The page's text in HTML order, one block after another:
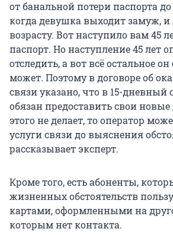
от банальной потери паспорта
когда девушка выходит замуж,
возрасту. Вот наступило вам 45
паспорт. Но наступление 45 лет
отследить, а вот всё остальное
может. Поэтому в договоре об
связи указано, что в 15-дневный
обязан предоставить свои
этого не делает, то оператор
услуги связи до выяснения
рассказывает эксперт.
Кроме того, есть абоненты,
жизненных обстоятельств
картами, оформленными на
которым нет контакта.